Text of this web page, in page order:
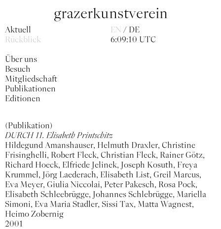
Aktuell
Rückblick
Über uns
Besuch
Mitgliedschaft
Publikationen
Editionen
grazerkunstverein
(Publikation)
DURCH 11. Elisabeth Printschitz
Hildegund Amanshauser, Helmuth Draxler, Christine
Frisinghelli, Robert Fleck, Christian Fleck, Rainer Götz,
Richard Hoeck, Elfriede Jelinek, Joseph Kosuth, Freya
Krummel, Jörg Laederach, Elisabeth List, Greil Marcus,
Eva Meyer, Giulia Niccolai, Peter Pakesch, Rosa Pock,
Elisabeth Schleebrügge, Johannes Schlebrügge, Mariella
Simoni, Eva Maria Stadler, Sissi Tax, Matta Wagnest,
Heimo Zobernig
2001
EN
DE
6:09:10 UTC